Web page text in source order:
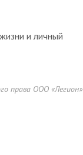
и личный
права ООО «Легион»